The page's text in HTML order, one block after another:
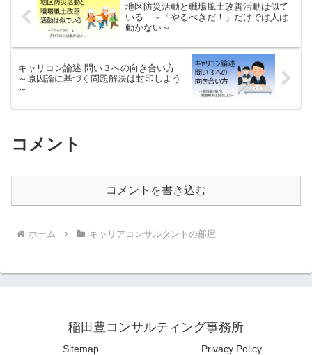
地区防災活動と職場風土改善活動は似て
いる ～「やるべきだ！」だけでは人は
動かない～
キャリコン論述 問い３への向き合い方
～原因論に基づく問題解決は封印しよう
～
コメント
コメントを書き込む
ホーム キャリアコンサルタントの部屋
稲田豊コンサルティング事務所
Sitemap Privacy Policy